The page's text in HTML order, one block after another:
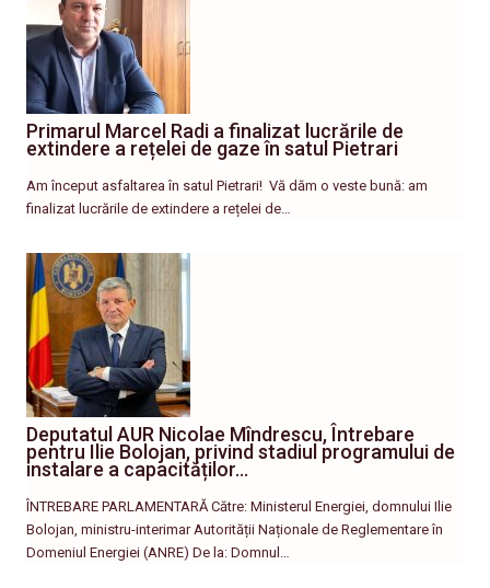
Primarul Marcel Radi a finalizat lucrările de
extindere a rețelei de gaze în satul Pietrari
Am început asfaltarea în satul Pietrari! ​ Vă dăm o veste bună: am
finalizat lucrările de extindere a rețelei de…
Deputatul AUR Nicolae Mîndrescu, Întrebare
pentru Ilie Bolojan, privind stadiul programului de
instalare a capacităților…
ÎNTREBARE PARLAMENTARĂ Către: Ministerul Energiei, domnului Ilie
Bolojan, ministru-interimar Autorității Naționale de Reglementare în
Domeniul Energiei (ANRE) De la: Domnul…